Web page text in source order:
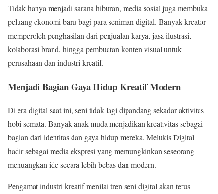
Tidak hanya menjadi sarana hiburan, media sosial juga membuka
peluang ekonomi baru bagi para seniman digital. Banyak kreator
memperoleh penghasilan dari penjualan karya, jasa ilustrasi,
kolaborasi brand, hingga pembuatan konten visual untuk
perusahaan dan industri kreatif.
Menjadi Bagian Gaya Hidup Kreatif Modern
Di era digital saat ini, seni tidak lagi dipandang sekadar aktivitas
hobi semata. Banyak anak muda menjadikan kreativitas sebagai
bagian dari identitas dan gaya hidup mereka. Melukis Digital
hadir sebagai media ekspresi yang memungkinkan seseorang
menuangkan ide secara lebih bebas dan modern.
Pengamat industri kreatif menilai tren seni digital akan terus